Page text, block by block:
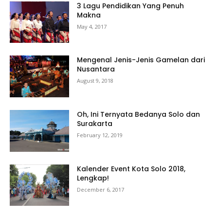
3 Lagu Pendidikan Yang Penuh
Makna
May 4, 2017
Mengenal Jenis-Jenis Gamelan dari
Nusantara
August 9, 2018
Oh, Ini Ternyata Bedanya Solo dan
Surakarta
February 12, 2019
Kalender Event Kota Solo 2018,
Lengkap!
December 6, 2017